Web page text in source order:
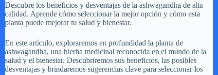
Descubre los beneficios y desventajas de la ashwagandha de alta
calidad. Aprende cómo seleccionar la mejor opción y cómo esta
planta puede mejorar tu salud y bienestar.
En este artículo, exploraremos en profundidad la planta de
ashwagandha, una hierba medicinal reconocida en el mundo de la
salud y el bienestar. Descubriremos sus beneficios, las posibles
desventajas y brindaremos sugerencias clave para seleccionar los